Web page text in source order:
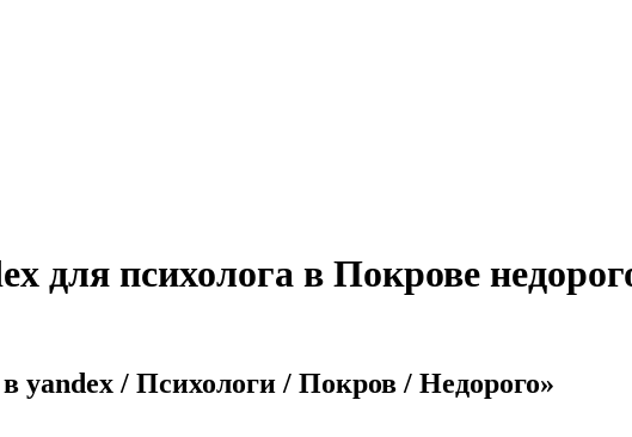
для психолога в Покрове
yandex / Психологи / Покров / Недорого»